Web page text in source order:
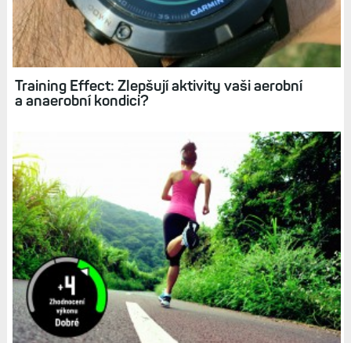
Training Effect: Zlepšují aktivity vaši aerobní
a anaerobní kondici?